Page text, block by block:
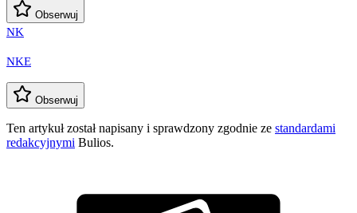
Obserwuj
NK
NKE
Obserwuj
Ten artykuł został napisany i sprawdzony zgodnie ze standardami
redakcyjnymi Bulios.